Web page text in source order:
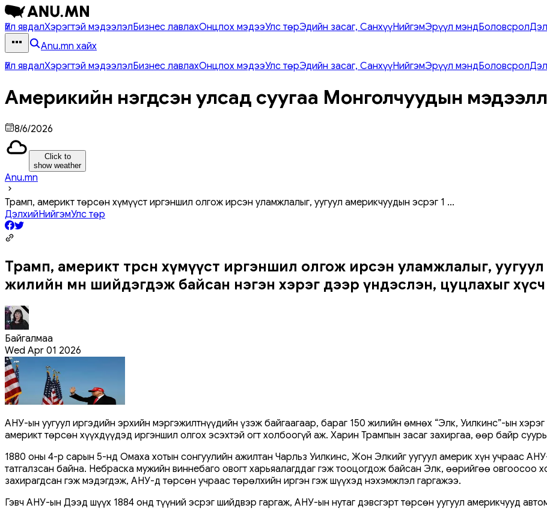
Үйл явдалХэрэгтэй мэдээлэлБизнес лавлахОнцлох мэдээУлс төрЭдийн засаг, СанхүүНийгэмЭрүүл мэндБоловсрол
Anu.mn хайх
Үйл явдалХэрэгтэй мэдээлэлБизнес лавлахОнцлох мэдээУлс төрЭдийн засаг, СанхүүНийгэмЭрүүл мэндБоловсрол
Америкийн нэгдсэн улсад суугаа Монголчуудын
8/6/2026
Click to
show weather
Anu.mn
Трамп, америкт төрсөн хүмүүст иргэншил олгож ирсэн уламжлалыг, уугуул америкчуудын эсрэг 1 ...
ДэлхийНийгэмУлс төр
Трамп, америкт төрсөн хүмүүст иргэншил олгож ирсэн уламжлалыг,
жилийн өмнө шийдэгдэж байсан нэгэн хэрэг дээр үндэслэн, цуцлахыг
Байгалмаа
Wed Apr 01 2026
АНУ-ын уугуул иргэдийн эрхийн мэргэжилтнүүдийн үзэж байгаагаар, бараг 150 жилийн өмнөх “Элк, Уилкинс”-ын
америкт төрсөн хүүхдүүдэд иргэншил олгох эсэхтэй огт холбоогүй аж. Харин Трампын засаг захиргаа, өөр байр
1880 оны 4-р сарын 5-нд Омаха хотын сонгуулийн ажилтан Чарльз Уилкинс, Жон Элкийг уугуул америк хүн учраас
татгалзсан байна. Небраска мужийн виннебаго овогт харьяалагддаг гэж тооцогдож байсан Элк, өөрийгөө
захирагдсан гэж мэдэгдэж, АНУ-д төрсөн учраас төрөлхийн иргэн гэж шүүхэд нэхэмжлэл гаргажээ.
Гэвч АНУ-ын Дээд шүүх 1884 онд түүний эсрэг шийдвэр гаргаж, АНУ-ын нутаг дэвсгэрт төрсөн уугуул америкчууд